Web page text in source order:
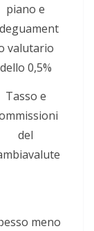
piano e
valutario
dello 0,5%
Tasso e
del
meno